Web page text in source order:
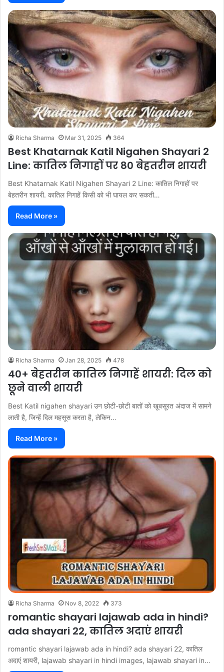
Richa Sharma Mar 31, 2025 364
Best Khatarnak Katil Nigahen Shayari 2
Line: कातिल निगाहों पर 80 बेहतरीन शायरी
Best Khatarnak Katil Nigahen Shayari 2 Line: कातिल निगाहों पर
बेहतरीन शायरी. कातिल निगाहें किसी को भी घायल कर सकती…
Read More »
Richa Sharma Jan 28, 2025 478
40+ बेहतरीन कातिल निगाहें शायरी: दिल को
छूने वाली शायरी
Best Katil nigahen shayari उन छोटी-छोटी बातों को खूबसूरत अंदाज में सामने
लाती है, जिन्हें दिल महसूस करता है, लेकिन…
Read More »
Richa Sharma Nov 8, 2022 373
romantic shayari lajawab ada in hindi?
ada shayari 22, कातिल अदाएं शायरी
romantic shayari lajawab ada in hindi? ada shayari 22, कातिल
अदाएं शायरी, lajawab shayari in hindi images, lajawab shayari in…